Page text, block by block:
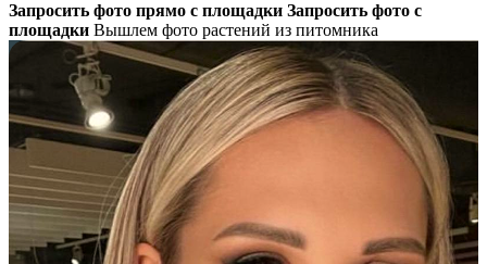
Запросить фото прямо с площадки Запросить фото с
площадки Вышлем фото растений из питомника